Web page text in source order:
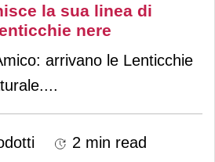
la sua linea di
nere
arrivano le Lenticchie
...
2 min read